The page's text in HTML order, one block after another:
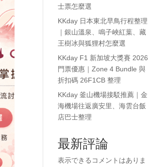
士票怎麼選
KKday 日本東北早鳥行程整理
｜銀山溫泉、鳴子峽紅葉、藏
王樹冰與狐狸村怎麼選
KKday F1 新加坡大獎賽 2026
門票優惠｜Zone 4 Bundle 與
折扣碼 26F1CB 整理
KKday 釜山機場接駁推薦｜金
海機場往返廣安里、海雲台飯
店巴士整理
最新評論
表示できるコメントはありま